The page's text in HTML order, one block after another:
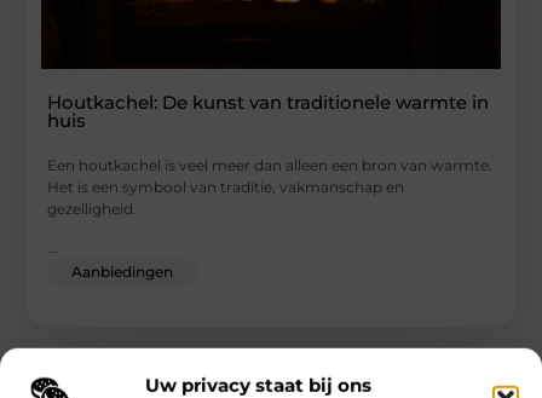
Uw privacy staat bij ons
Houtkachel: De kunst van traditionele warmte in
huis
Een houtkachel is veel meer dan alleen een bron van warmte.
Het is een symbool van traditie, vakmanschap en
gezelligheid.
...
Aanbiedingen